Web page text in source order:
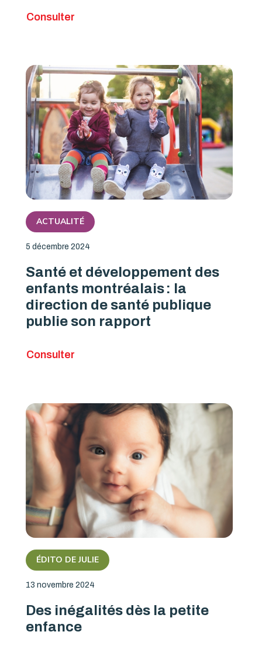
Consulter
ACTUALITÉ
5 décembre 2024
Santé et développement des
enfants montréalais : la
direction de santé publique
publie son rapport
Consulter
ÉDITO DE JULIE
13 novembre 2024
Des inégalités dès la petite
enfance